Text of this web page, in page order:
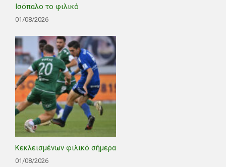
Ισόπαλο το φιλικό
01/08/2026
Κεκλεισμένων φιλικό σήμερα
01/08/2026